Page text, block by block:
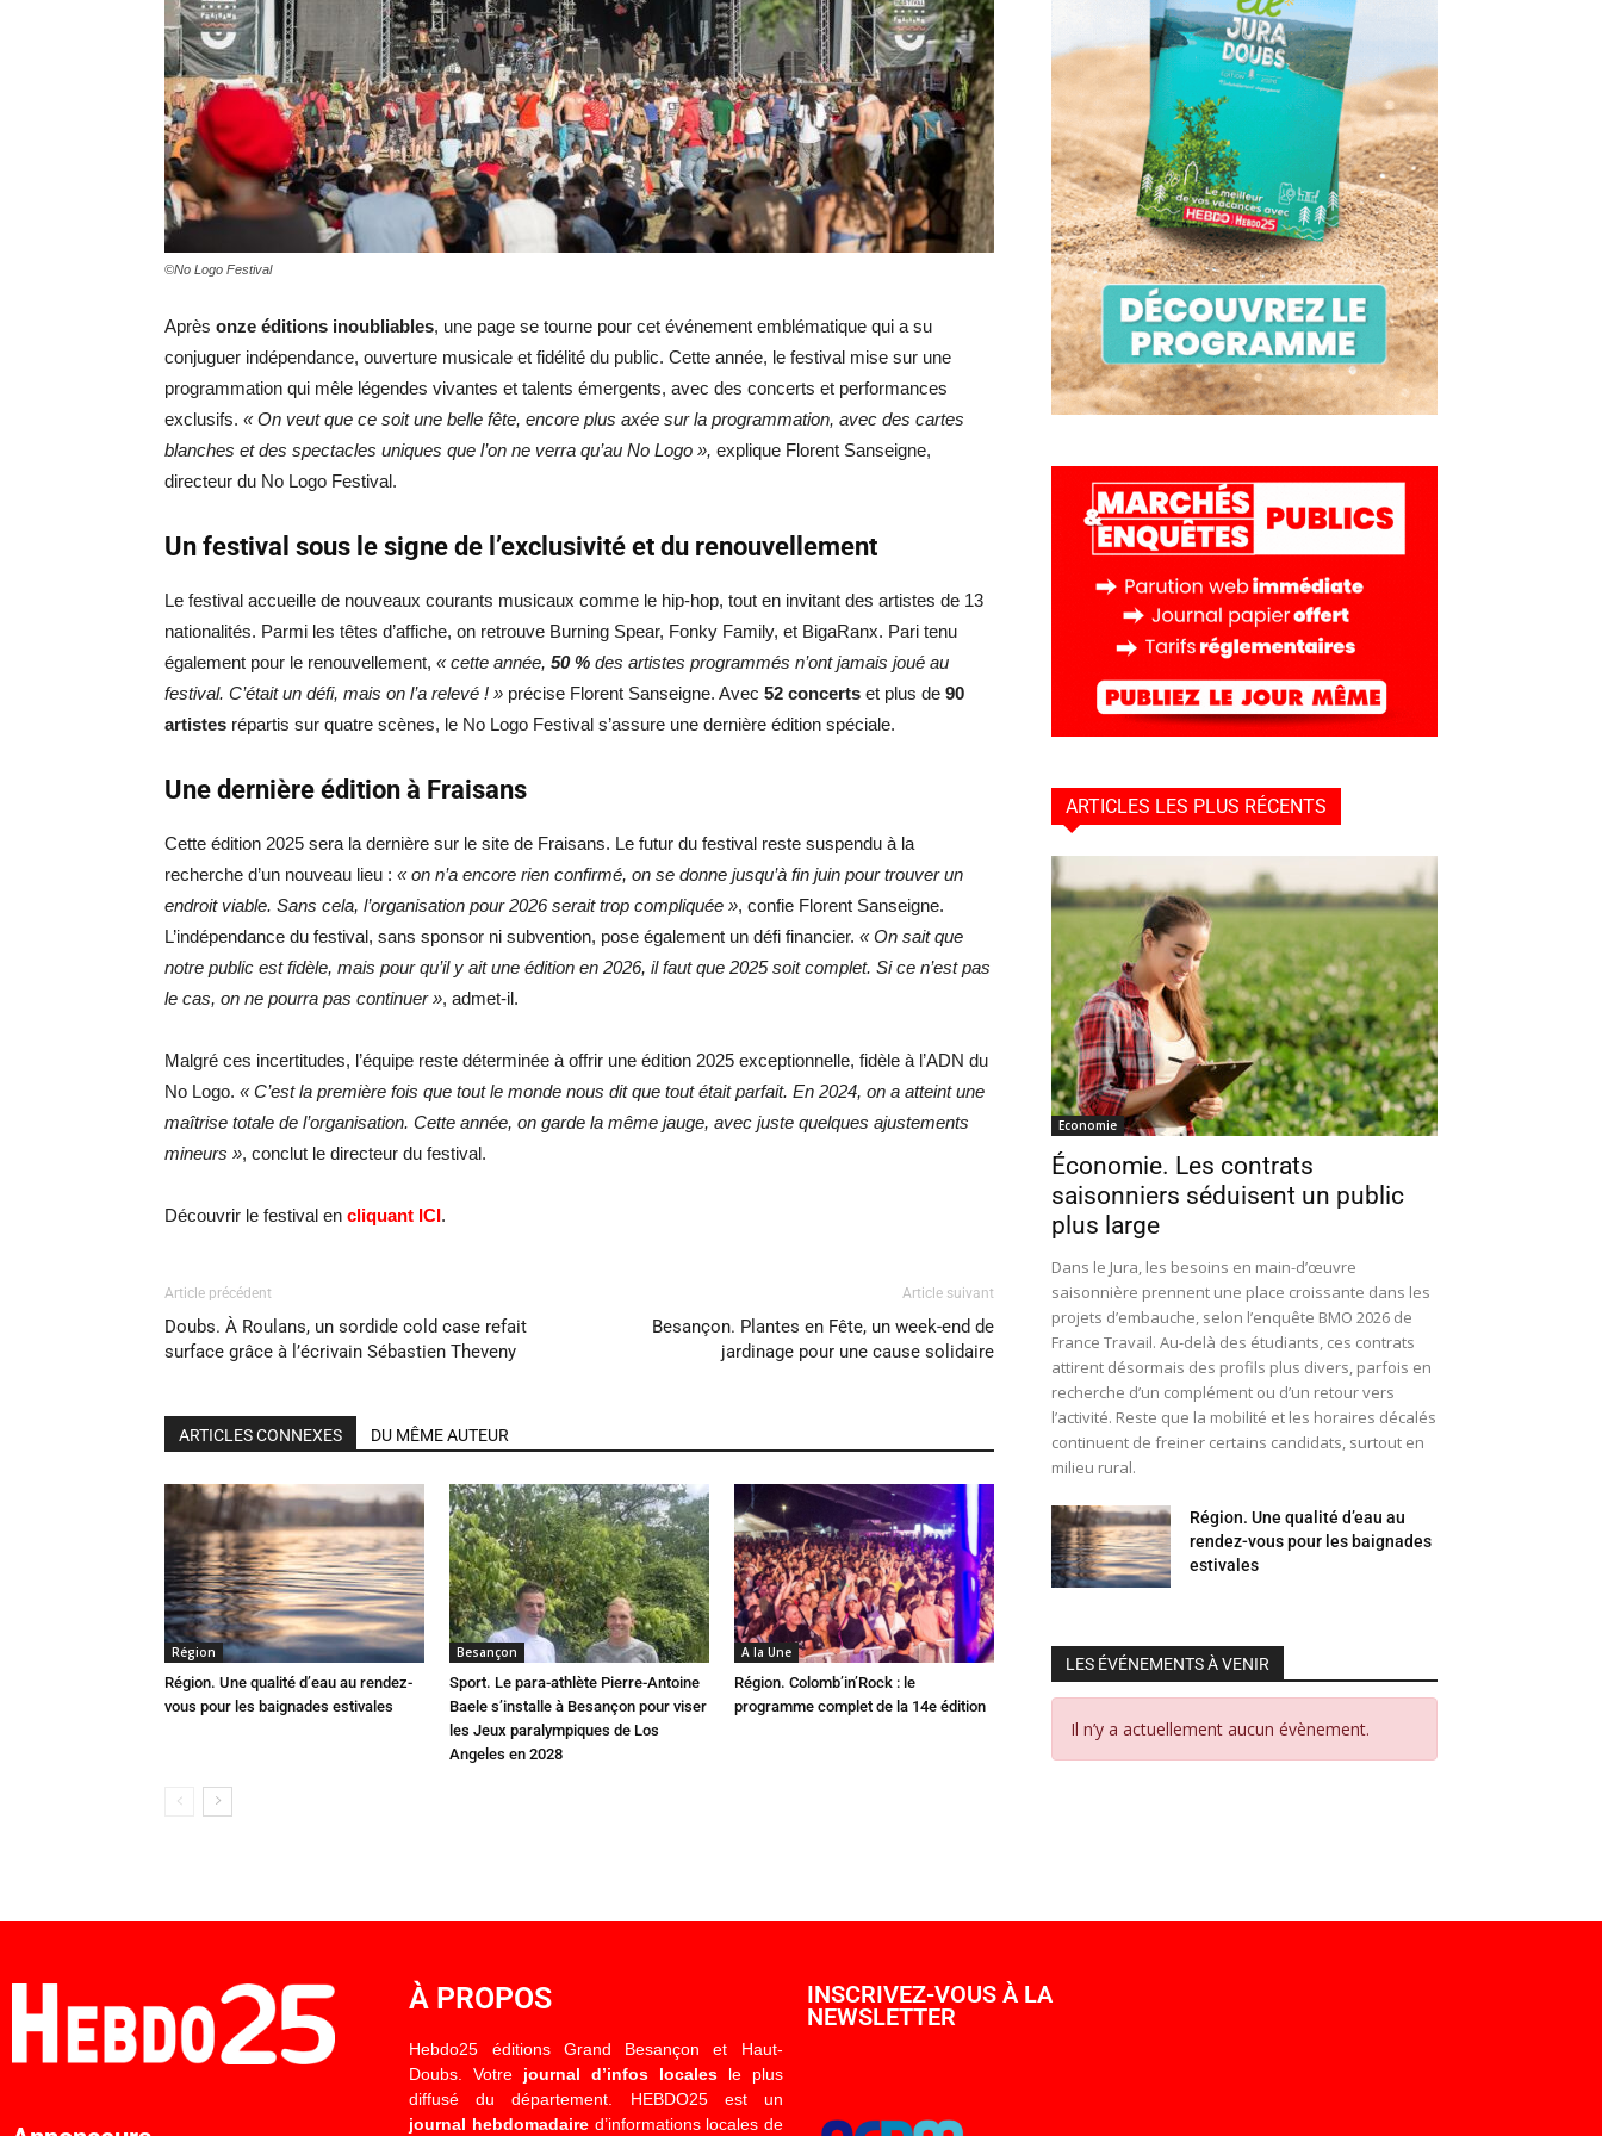
Hebdo25
©No Logo Festival
Après onze éditions inoubliables, une page se tourne pour cet événement emblématique qui a su
conjuguer indépendance, ouverture musicale et fidélité du public. Cette année, le festival mise sur une
programmation qui mêle légendes vivantes et talents émergents, avec des concerts et performances
exclusifs. « On veut que ce soit une belle fête, encore plus axée sur la programmation, avec des cartes
blanches et des spectacles uniques que l’on ne verra qu’au No Logo », explique Florent Sanseigne,
directeur du No Logo Festival.
Un festival sous le signe de l’exclusivité et du renouvellement
Le festival accueille de nouveaux courants musicaux comme le hip-hop, tout en invitant des artistes de 13
nationalités. Parmi les têtes d’affiche, on retrouve Burning Spear, Fonky Family, et BigaRanx. Pari tenu
également pour le renouvellement, « cette année, 50 % des artistes programmés n’ont jamais joué au
festival. C’était un défi, mais on l’a relevé ! » précise Florent Sanseigne. Avec 52 concerts et plus de 90
artistes répartis sur quatre scènes, le No Logo Festival s’assure une dernière édition spéciale.
Une dernière édition à Fraisans
Cette édition 2025 sera la dernière sur le site de Fraisans. Le futur du festival reste suspendu à la
recherche d’un nouveau lieu : « on n’a encore rien confirmé, on se donne jusqu’à fin juin pour trouver un
endroit viable. Sans cela, l’organisation pour 2026 serait trop compliquée », confie Florent Sanseigne.
L’indépendance du festival, sans sponsor ni subvention, pose également un défi financier. « On sait que
notre public est fidèle, mais pour qu’il y ait une édition en 2026, il faut que 2025 soit complet. Si ce n’est pas
le cas, on ne pourra pas continuer », admet-il.
Malgré ces incertitudes, l’équipe reste déterminée à offrir une édition 2025 exceptionnelle, fidèle à l’ADN du
No Logo. « C’est la première fois que tout le monde nous dit que tout était parfait. En 2024, on a atteint une
maîtrise totale de l’organisation. Cette année, on garde la même jauge, avec juste quelques ajustements
mineurs », conclut le directeur du festival.
Découvrir le festival en cliquant ICI.
Article précédent
Doubs. À Roulans, un sordide cold case refait
surface grâce à l’écrivain Sébastien Theveny
Article suivant
Besançon. Plantes en Fête, un week-end de
jardinage pour une cause solidaire
ARTICLES CONNEXES DU MÊME AUTEUR
Région
Région. Une qualité d’eau au rendez-
vous pour les baignades estivales
Besançon
Sport. Le para-athlète Pierre-Antoine
Baele s’installe à Besançon pour viser
les Jeux paralympiques de Los
Angeles en 2028
A la Une
Région. Colomb’in’Rock : le
programme complet de la 14e édition
ARTICLES LES PLUS RÉCENTS
Economie
Économie. Les contrats
saisonniers séduisent un public
plus large
Dans le Jura, les besoins en main-d’œuvre
saisonnière prennent une place croissante dans les
projets d’embauche, selon l’enquête BMO 2026 de
France Travail. Au-delà des étudiants, ces contrats
attirent désormais des profils plus divers, parfois en
recherche d’un complément ou d’un retour vers
l’activité. Reste que la mobilité et les horaires décalés
continuent de freiner certains candidats, surtout en
milieu rural.
Région. Une qualité d’eau au
rendez-vous pour les baignades
estivales
LES ÉVÉNEMENTS À VENIR
Il n’y a actuellement aucun évènement.
À PROPOS
Hebdo25 éditions Grand Besançon et Haut-
Doubs. Votre journal d’infos localesle plus
diffusé du département. HEBDO25 est un
journal hebdomadaired’informations locales de
INSCRIVEZ-VOUS À LA
NEWSLETTER